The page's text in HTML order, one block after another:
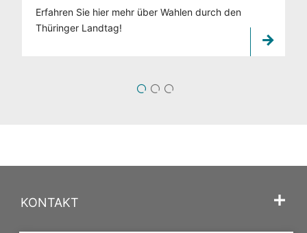
Erfahren Sie hier mehr über Wahlen durch den
Thüringer Landtag!
1 2
KONTAKT